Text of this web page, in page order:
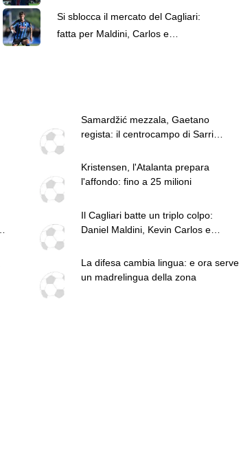
conferme e nuovi arrivi
Si sblocca il mercato del Cagliari:
fatta per Maldini, Carlos e
Samardžić mezzala, Gaetano
regista: il centrocampo di Sarri
Kristensen, l'Atalanta prepara
l'affondo: fino a 25 milioni
Il Cagliari batte un triplo colpo:
Daniel Maldini, Kevin Carlos e
La difesa cambia lingua: e ora serve
un madrelingua della zona